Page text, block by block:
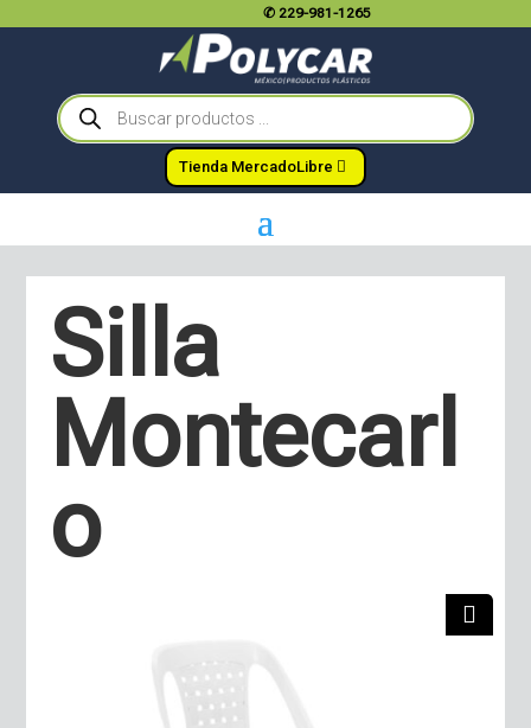
✆ 229-981-1265
Búsqueda
de
productos
Tienda MercadoLibre
Silla
Montecarl
o